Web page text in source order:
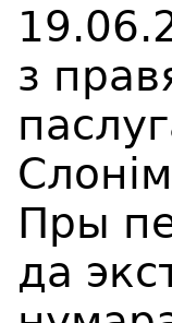
з
Пры
да